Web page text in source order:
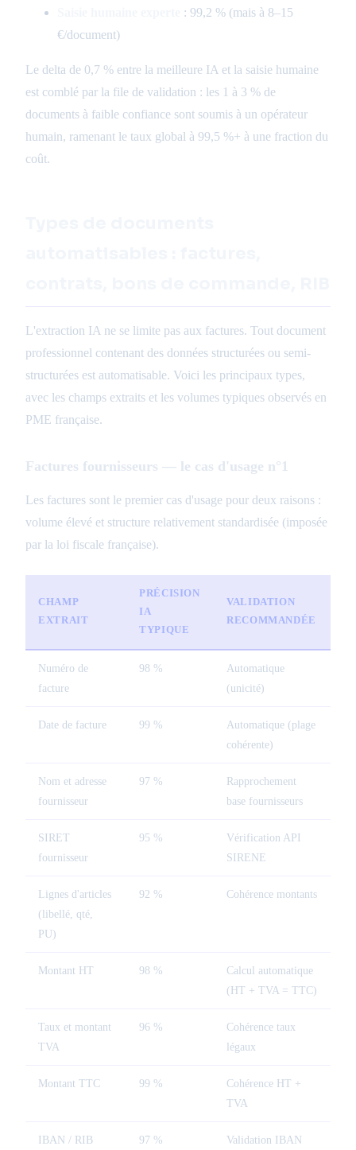
: 99,2 % (mais à 8–15
€/document)
Le delta de 0,7 % entre la meilleure IA et la saisie humaine
est comblé par la file de validation : les 1 à 3 % de
documents à faible confiance sont soumis à un opérateur
humain, ramenant le taux global à 99,5 %+ à une fraction du
coût.
L'extraction IA ne se limite pas aux factures. Tout document
professionnel contenant des données structurées ou semi-
structurées est automatisable. Voici les principaux types,
avec les champs extraits et les volumes typiques observés en
PME française.
Factures fournisseurs — le cas d'usage n°1
Les factures sont le premier cas d'usage pour deux raisons :
volume élevé et structure relativement standardisée (imposée
par la loi fiscale française).
CHAMP
EXTRAIT
PRÉCISION
IA
TYPIQUE
VALIDATION
RECOMMANDÉE
Numéro de
facture
98 %
Automatique
(unicité)
Date de facture 99 %
Automatique (plage
cohérente)
Nom et adresse
fournisseur
97 %
Rapprochement
base fournisseurs
SIRET
fournisseur
95 %
Vérification API
SIRENE
Lignes d'articles
(libellé, qté,
PU)
92 % Cohérence montants
Montant HT 98 %
Calcul automatique
(HT + TVA = TTC)
Taux et montant
TVA
96 %
Cohérence taux
légaux
Montant TTC 99 %
Cohérence HT +
TVA
IBAN / RIB 97 % Validation IBAN